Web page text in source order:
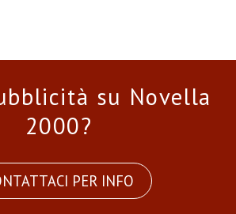
su Novella
2000?
PER INFO